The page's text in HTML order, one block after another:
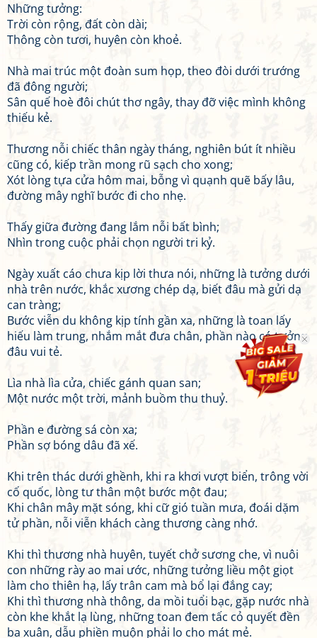
Những tưởng:
Trời còn rộng, đất còn dài;
Thông còn tươi, huyên còn khoẻ.
Nhà mai trúc một đoàn sum họp, theo đòi dưới trướng
đã đông người;
Sân quế hoè đôi chút thơ ngây, thay đỡ việc mình không
thiếu kẻ.
Thương nỗi chiếc thân ngày tháng, nghiên bút ít nhiều
cũng có, kiếp trần mong rũ sạch cho xong;
Xót lòng tựa cửa hôm mai, bỗng vì quạnh quẽ bấy lâu,
đường mây nghĩ bước đi cho nhẹ.
Thấy giữa đường đang lắm nỗi bất bình;
Nhìn trong cuộc phải chọn người tri kỷ.
Ngày xuất cáo chưa kịp lời thưa nói, những là tưởng dưới
nhà trên nước, khắc xương chép dạ, biết đâu mà gửi dạ
can tràng;
Bước viễn du không kịp tính gần xa, những là toan lấy
hiếu làm trung, nhắm mắt đưa chân, phần nào có tưởng
đâu vui tẻ.
Lìa nhà lìa cửa, chiếc gánh quan san;
Một nước một trời, mảnh buồm thu thuỷ.
Phần e đường sá còn xa;
Phần sợ bóng dâu đã xế.
Khi trên thác dưới ghềnh, khi ra khơi vượt biển, trông vời
cố quốc, lòng tư thân một bước một đau;
Khi chân mây mặt sóng, khi cữ gió tuần mưa, đoái dặm
tử phần, nỗi viễn khách càng thương càng nhớ.
Khi thì thương nhà huyên, tuyết chở sương che, vì nuôi
con những rày ao mai ước, những tưởng liều một giọt
làm cho thiên hạ, lấy trân cam mà bổ lại đắng cay;
Khi thì thương nhà thông, da mồi tuổi bạc, gặp nước nhà
còn khe khắt lạ lùng, những toan đem tấc cỏ quyết đền
ba xuân, dẫu phiền muộn phải lo cho mát mẻ.